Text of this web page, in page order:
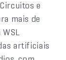
e
mais de
artificiais